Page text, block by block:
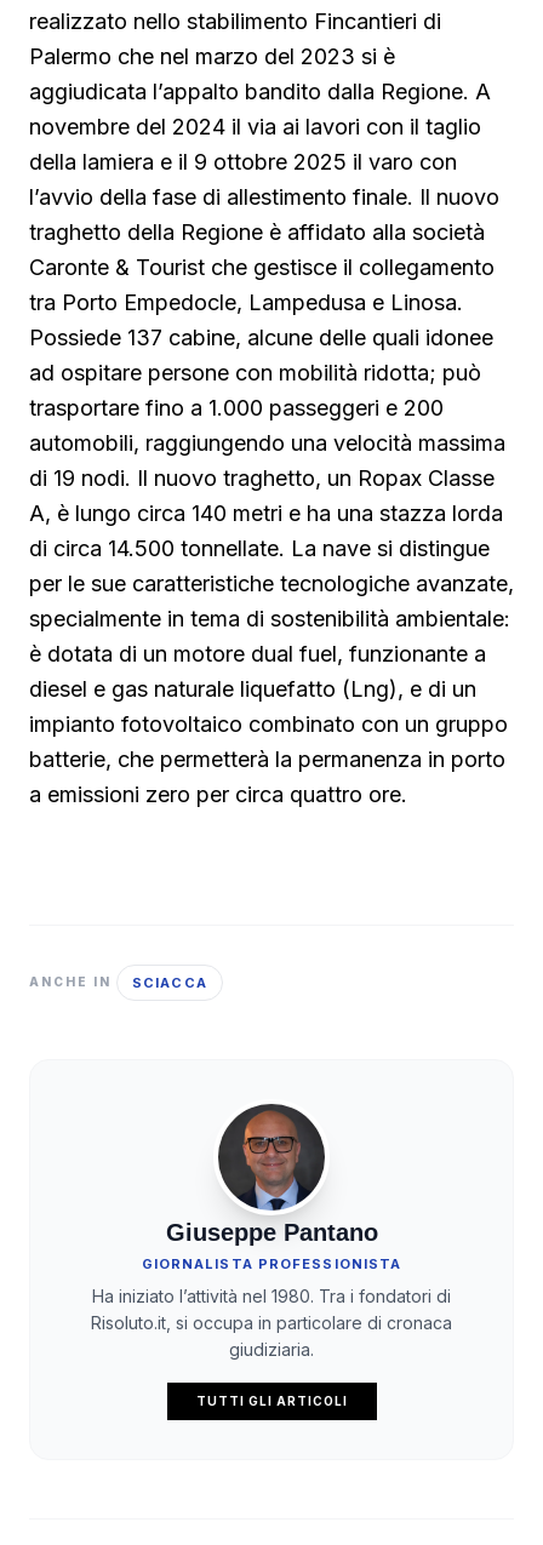
realizzato nello stabilimento Fincantieri di
Palermo che nel marzo del 2023 si è
aggiudicata l’appalto bandito dalla Regione. A
novembre del 2024 il via ai lavori con il taglio
della lamiera e il 9 ottobre 2025 il varo con
l’avvio della fase di allestimento finale. Il nuovo
traghetto della Regione è affidato alla società
Caronte & Tourist che gestisce il collegamento
tra Porto Empedocle, Lampedusa e Linosa.
Possiede 137 cabine, alcune delle quali idonee
ad ospitare persone con mobilità ridotta; può
trasportare fino a 1.000 passeggeri e 200
automobili, raggiungendo una velocità massima
di 19 nodi. Il nuovo traghetto, un Ropax Classe
A, è lungo circa 140 metri e ha una stazza lorda
di circa 14.500 tonnellate. La nave si distingue
per le sue caratteristiche tecnologiche avanzate,
specialmente in tema di sostenibilità ambientale:
è dotata di un motore dual fuel, funzionante a
diesel e gas naturale liquefatto (Lng), e di un
impianto fotovoltaico combinato con un gruppo
batterie, che permetterà la permanenza in porto
a emissioni zero per circa quattro ore.
ANCHE IN SCIACCA
Giuseppe Pantano
GIORNALISTA PROFESSIONISTA
Ha iniziato l’attività nel 1980. Tra i fondatori di
Risoluto.it, si occupa in particolare di cronaca
giudiziaria.
TUTTI GLI ARTICOLI